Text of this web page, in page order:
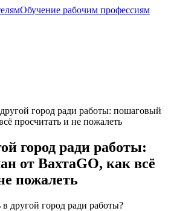
Обучение рабочим профессиям
город ради работы: пошаговый
просчитать и не пожалеть
город ради работы:
от ВахтаGO, как всё
пожалеть
другой город ради работы?